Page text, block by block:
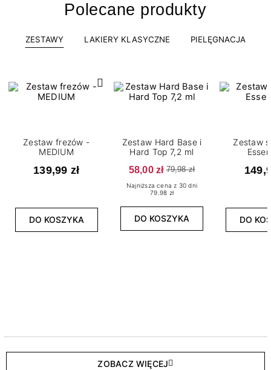
Polecane produkty
ZESTAWY LAKIERY KLASYCZNE PIELĘGNACJA
Zestaw frezów -
MEDIUM
139,99 zł
DO KOSZYKA
Zestaw Hard Base i
Hard Top 7,2 ml
58,00 zł 79,98 zł
Najniższa cena z 30 dni
79.98 zł
DO KOSZYKA
Zestaw
DO
ZOBACZ WIĘCEJ